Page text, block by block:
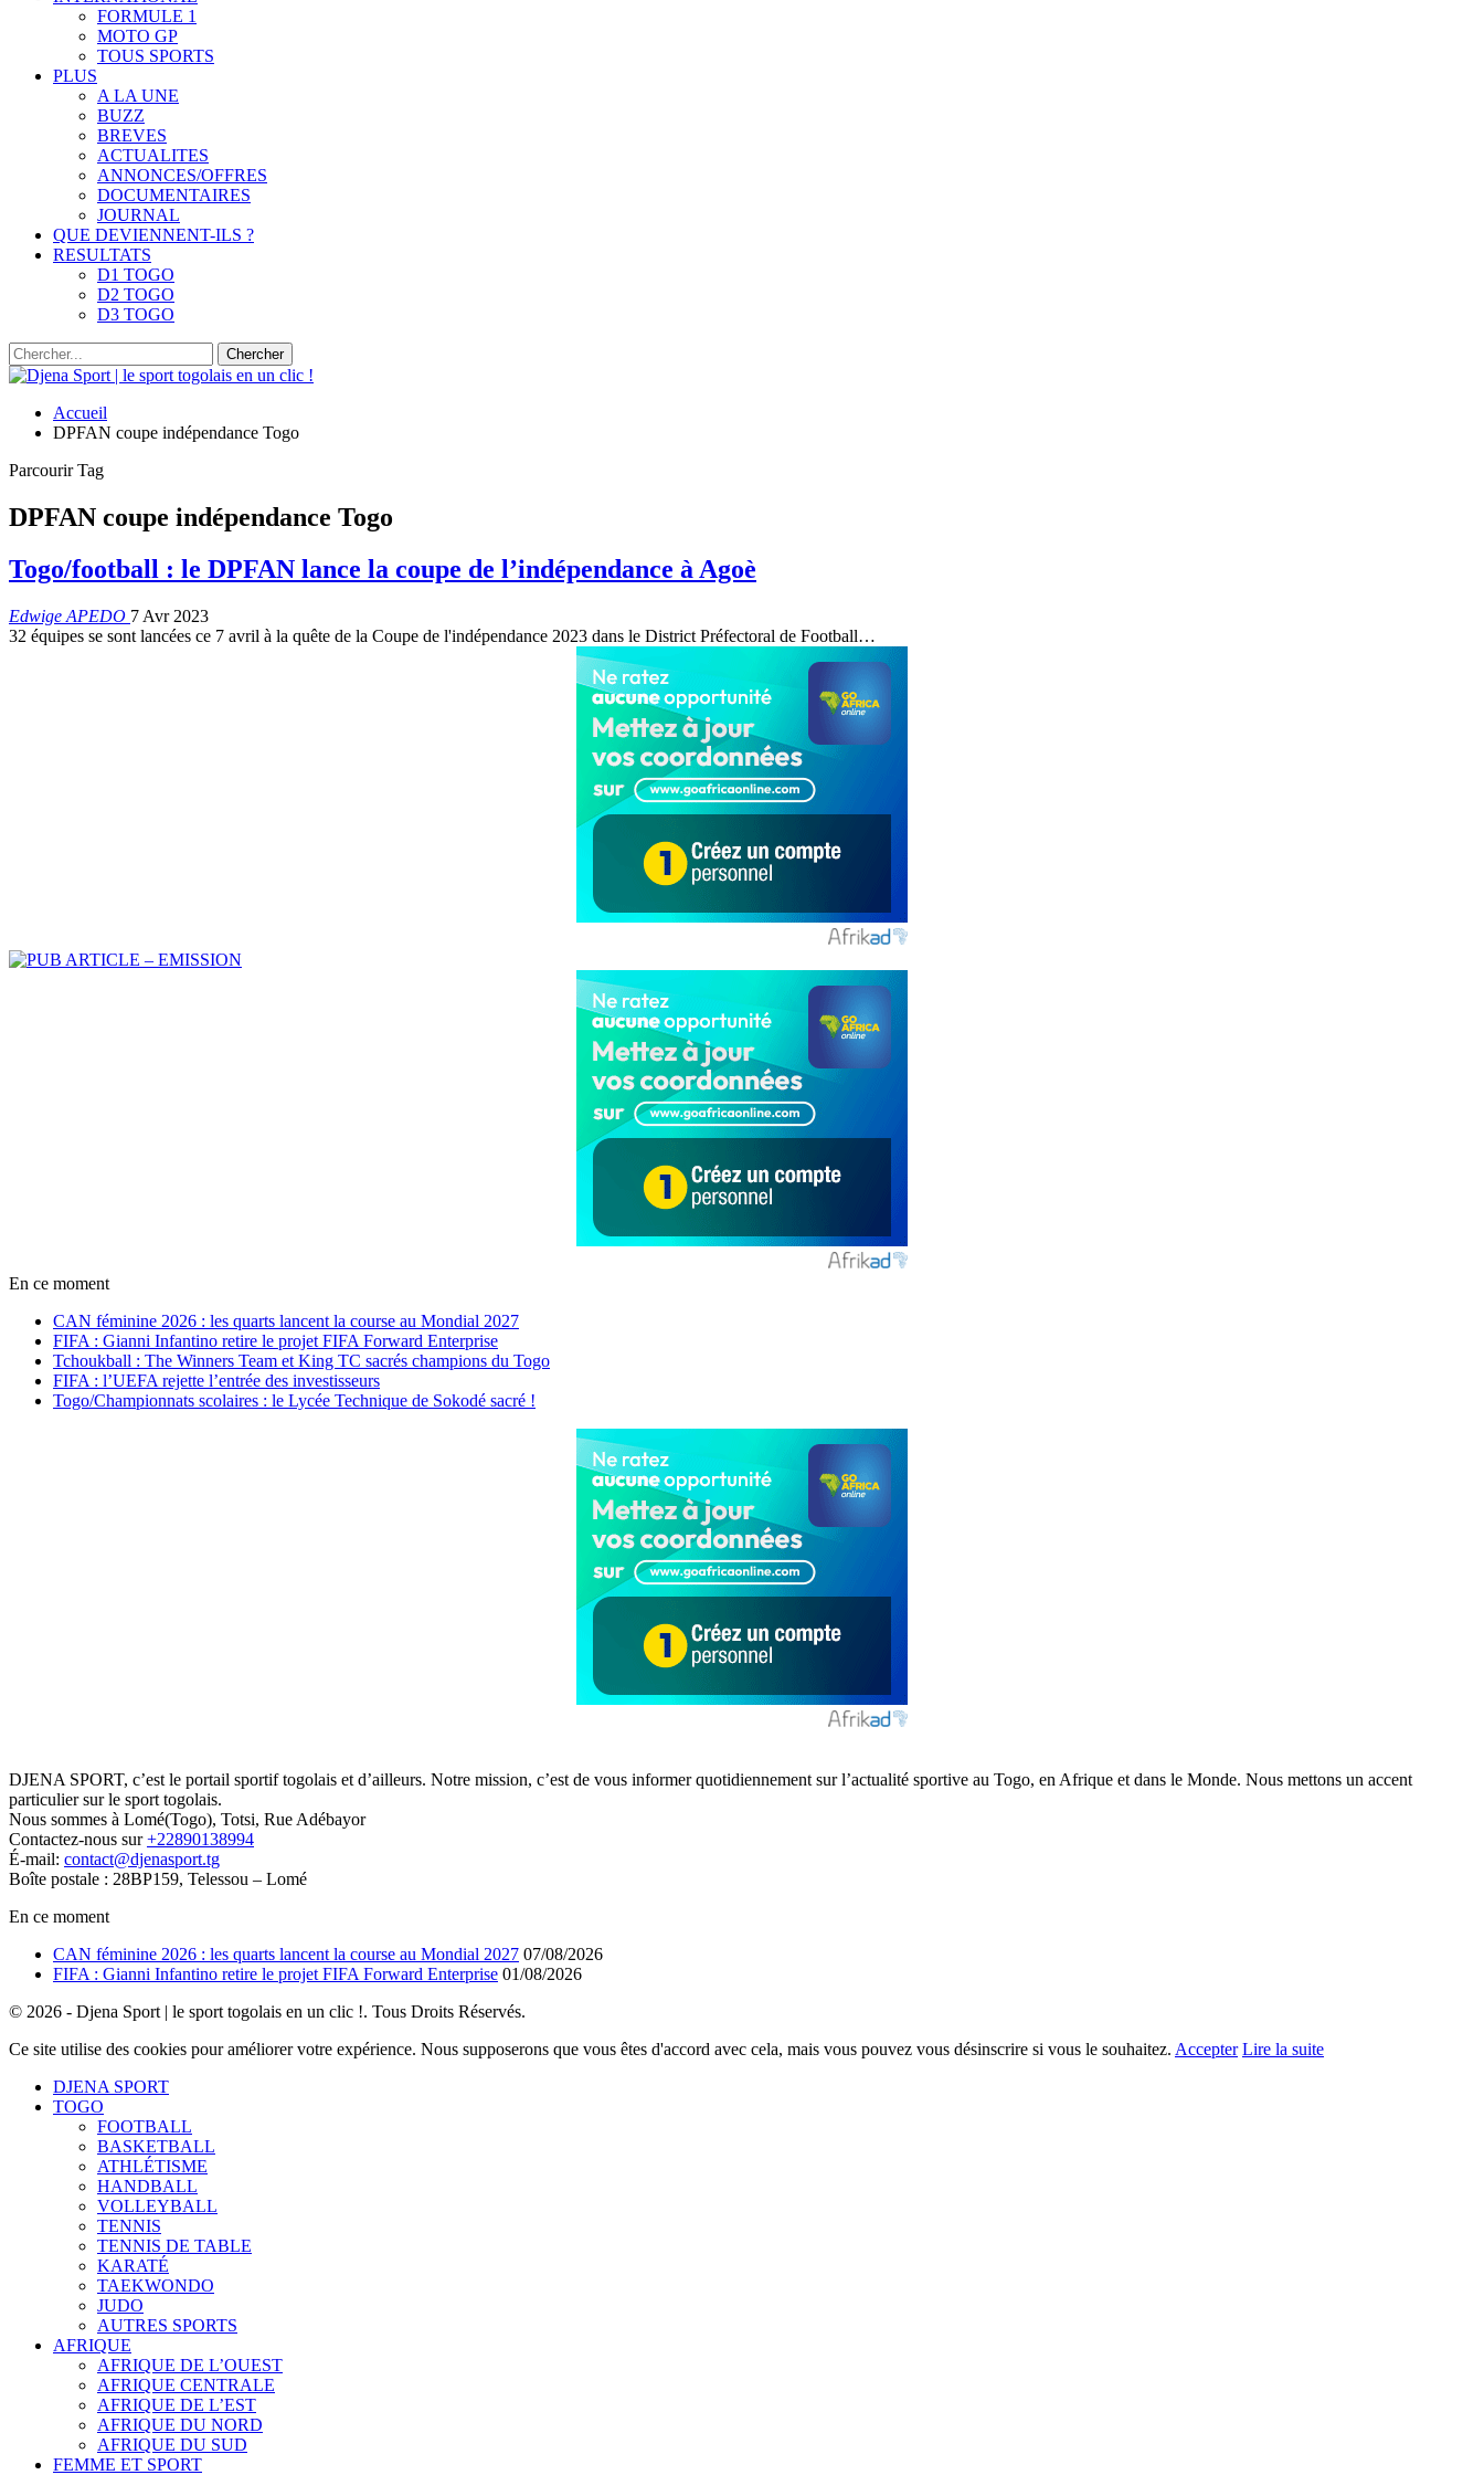
FORMULE 1
MOTO GP
TOUS SPORTS
PLUS
A LA UNE
BUZZ
BREVES
ACTUALITES
ANNONCES/OFFRES
DOCUMENTAIRES
JOURNAL
QUE DEVIENNENT-ILS ?
RESULTATS
D1 TOGO
D2 TOGO
D3 TOGO
Accueil
DPFAN coupe indépendance Togo
Parcourir Tag
DPFAN coupe indépendance Togo
Togo/football : le DPFAN lance la coupe de l’indépendance à Agoè
Edwige APEDO 7 Avr 2023
32 équipes se sont lancées ce 7 avril à la quête de la Coupe de l'indépendance 2023 dans le District Préfectoral de Football…
En ce moment
CAN féminine 2026 : les quarts lancent la course au Mondial 2027
FIFA : Gianni Infantino retire le projet FIFA Forward Enterprise
Tchoukball : The Winners Team et King TC sacrés champions du Togo
FIFA : l’UEFA rejette l’entrée des investisseurs
Togo/Championnats scolaires : le Lycée Technique de Sokodé sacré !
DJENA SPORT, c’est le portail sportif togolais et d’ailleurs. Notre mission, c’est de vous informer quotidiennement sur l’actualité sportive au Togo, en Afrique et dans le Monde. Nous mettons un accent
particulier sur le sport togolais.
Nous sommes à Lomé(Togo), Totsi, Rue Adébayor
Contactez-nous sur+22890138994
É-mail: contact@djenasport.tg
Boîte postale : 28BP159, Telessou – Lomé
En ce moment
CAN féminine 2026 : les quarts lancent la course au Mondial 2027 07/08/2026
FIFA : Gianni Infantino retire le projet FIFA Forward Enterprise 01/08/2026
© 2026 - Djena Sport | le sport togolais en un clic !. Tous Droits Réservés.
Ce site utilise des cookies pour améliorer votre expérience. Nous supposerons que vous êtes d'accord avec cela, mais vous pouvez vous désinscrire si vous le souhaitez. Accepter Lire la suite
DJENA SPORT
TOGO
FOOTBALL
BASKETBALL
ATHLÉTISME
HANDBALL
VOLLEYBALL
TENNIS
TENNIS DE TABLE
KARATÉ
TAEKWONDO
JUDO
AUTRES SPORTS
AFRIQUE
AFRIQUE DE L’OUEST
AFRIQUE CENTRALE
AFRIQUE DE L’EST
AFRIQUE DU NORD
AFRIQUE DU SUD
FEMME ET SPORT